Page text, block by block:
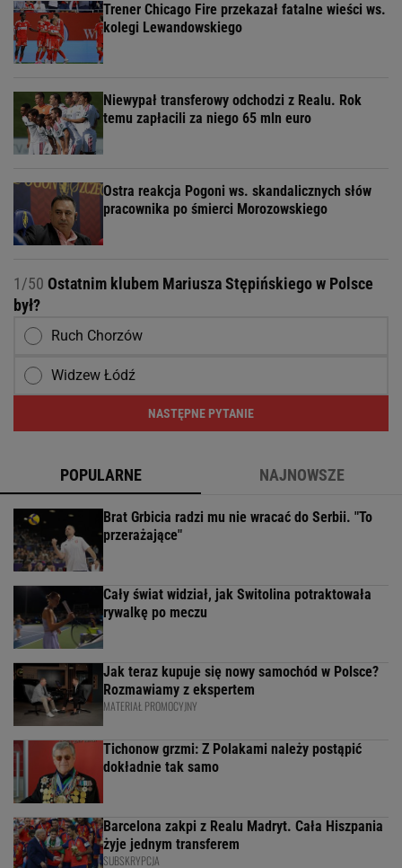
Trener Chicago Fire przekazał fatalne wieści ws.
kolegi Lewandowskiego
Niewypał transferowy odchodzi z Realu. Rok
temu zapłacili za niego 65 mln euro
Ostra reakcja Pogoni ws. skandalicznych słów
pracownika po śmierci Morozowskiego
1/50 Ostatnim klubem Mariusza Stępińskiego w Polsce
był?
Ruch Chorzów
Widzew Łódź
NASTĘPNE PYTANIE
POPULARNE NAJNOWSZE
Brat Grbicia radzi mu nie wracać do Serbii. "To
przerażające"
Cały świat widział, jak Switolina potraktowała
rywalkę po meczu
Jak teraz kupuje się nowy samochód w Polsce?
Rozmawiamy z ekspertem
MATERIAŁ PROMOCYJNY
Tichonow grzmi: Z Polakami należy postąpić
dokładnie tak samo
Barcelona zakpi z Realu Madryt. Cała Hiszpania
żyje jednym transferem
SUBSKRYPCJA